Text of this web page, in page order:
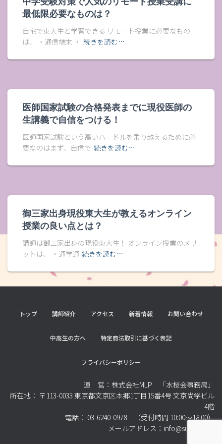
最低限必要なものは？
自宅で東大生と学習できる リモート授業に必要なもの
は、 ・通信端末 ・ 続きを読む…
医師国家試験の合格発表までに現役医師の
生講義で自信をつける！
医師国家試験という高いハードルを乗り越えるために必
要なのはまず、自信で 続きを読む…
御三家出身現役東大生が教えるオンライン
授業の良い点とは？
講師は御三家出身の現役東大生！ オンライン授業のメリ
ットは、 ・通学通 続きを読む…
トップ 講師紹介 アクセス 新着情報 お問い合わせ
中高生の方へ 特定商法取引に基づく表記
プライバシーポリシー
運 営：株式会社MLP 「水桜会事務局」
所在地： 〒113-0033 東京都文京区本郷1丁目15番4号 文京尚学ビル
4階
電話： 03-6240-0978 （受付時間 10:00～18:00）
メールアドレス：info@suiohkai.jp